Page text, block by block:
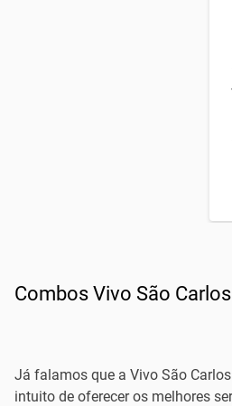
Combos Vivo São Carlos
Já falamos que a Vivo São
intuito de oferecer os melhores